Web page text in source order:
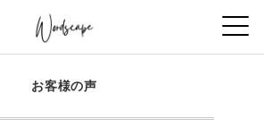
お客様の声